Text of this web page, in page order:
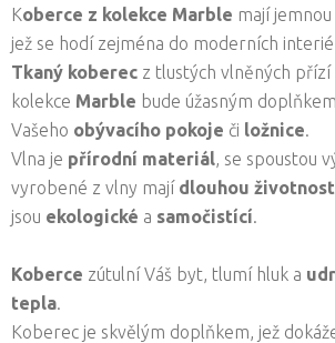
Koberce z kolekce Marble mají
jež se hodí zejména do moderních
Tkaný koberec z tlustých vlněných přízí
kolekce Marble bude úžasným doplňkem
Vašeho obývacího pokoje či ložnice.
Vlna je přírodní materiál, se spoustou
vyrobené z vlny mají dlouhou životnost
jsou ekologické a samočistící.
Koberce zútulní Váš byt, tlumí hluk a
tepla.
Koberec je skvělým doplňkem, jež